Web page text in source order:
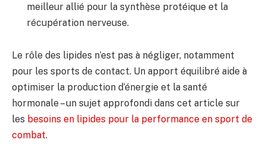
meilleur allié pour la synthèse protéique et la
récupération nerveuse.
Le rôle des lipides n’est pas à négliger, notamment
pour les sports de contact. Un apport équilibré aide à
optimiser la production d’énergie et la santé
hormonale – un sujet approfondi dans cet article sur
les besoins en lipides pour la performance en sport de
combat.